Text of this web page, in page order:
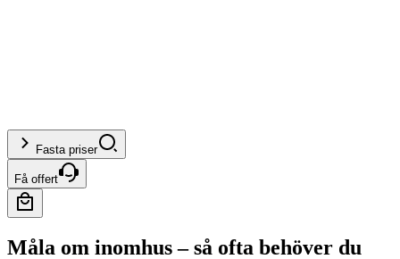
Fasta priser
Få offert
Måla om inomhus – så ofta behöver du